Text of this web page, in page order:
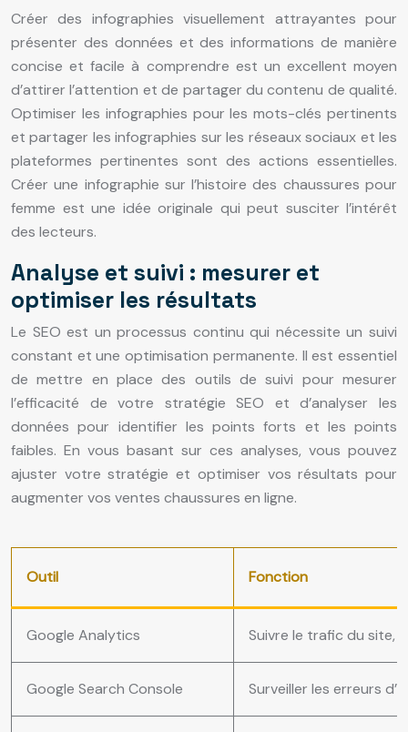
Créer des infographies visuellement attrayantes pour
présenter des données et des informations de manière
concise et facile à comprendre est un excellent moyen
d’attirer l’attention et de partager du contenu de qualité.
Optimiser les infographies pour les mots-clés pertinents
et partager les infographies sur les réseaux sociaux et les
plateformes pertinentes sont des actions essentielles.
Créer une infographie sur l’histoire des chaussures pour
femme est une idée originale qui peut susciter l’intérêt
des lecteurs.
Analyse et suivi : mesurer et
optimiser les résultats
Le SEO est un processus continu qui nécessite un suivi
constant et une optimisation permanente. Il est essentiel
de mettre en place des outils de suivi pour mesurer
l’efficacité de votre stratégie SEO et d’analyser les
données pour identifier les points forts et les points
faibles. En vous basant sur ces analyses, vous pouvez
ajuster votre stratégie et optimiser vos résultats pour
augmenter vos ventes chaussures en ligne.
Outil Fonction
Google Analytics Suivre le trafic du site,
Google Search Console Surveiller les erreurs